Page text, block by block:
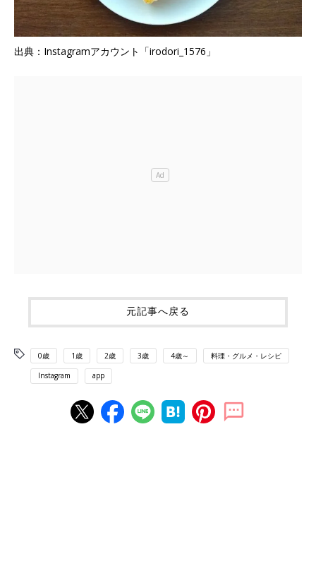
出典：Instagramアカウント「irodori_1576」
元記事へ戻る
0歳 1歳 2歳 3歳 4歳～ 料理・グルメ・レシピ
Instagram app